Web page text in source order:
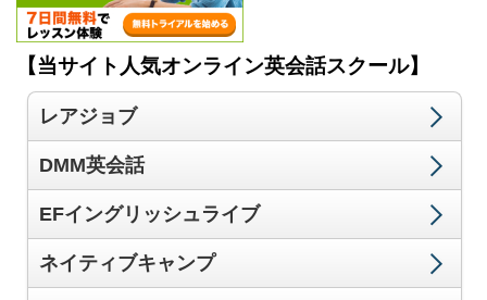
【当サイト人気オンライン英会話スクール】
レアジョブ
DMM英会話
EFイングリッシュライブ
ネイティブキャンプ